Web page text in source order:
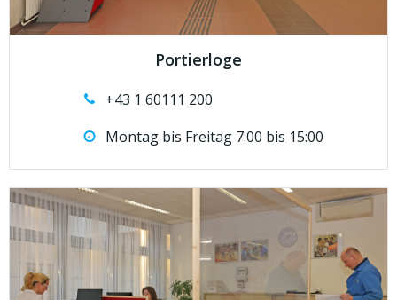
Portierloge
+43 1 60111 200
Montag bis Freitag 7:00 bis 15:00